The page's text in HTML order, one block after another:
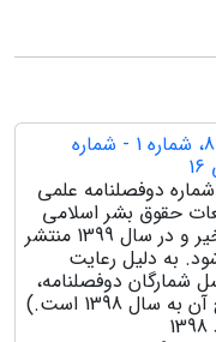
دوره 8، شماره 1 - شماره
دوفصلنامه علمی
حقوق بشر اسلامی
با تاخیر و در سال 1399 منتشر
به دلیل رعایت
شمارگان دوفصلنامه،
به سال 1398 است.)